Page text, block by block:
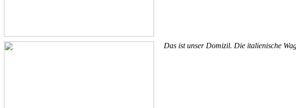
Das ist unser Domizil. Die italienische